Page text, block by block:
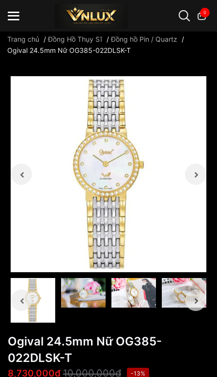
0
Trang chủ /Đồng Hồ Thụy Sĩ /Đồng hồ Pin / Quartz
/
Ogival 24.5mm Nữ OG385-022DLSK-T
Ogival 24.5mm Nữ OG385-
022DLSK-T
8,730,000₫ 10,000,000₫ -13%